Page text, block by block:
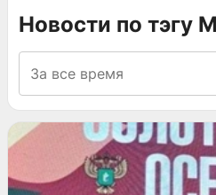
Новости по тэгу